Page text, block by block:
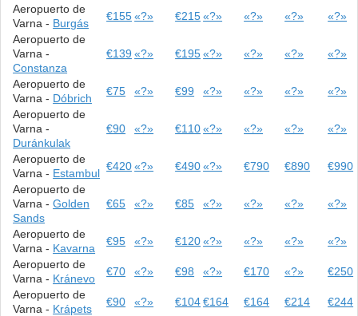
Aeropuerto de
Varna - Burgás
€155«?» €215«?» «?» «?»
«?»
Aeropuerto de
Varna -
Constanza
€139 «?» €195«?» «?» «?» «?»
Aeropuerto de
Varna - Dóbrich
€75 «?» €99 «?» «?» «?»
«?»
Aeropuerto de
Varna -
Duránkulak
€90 «?» €110«?» «?» «?» «?»
Aeropuerto de
Varna - Estambul
€420«?» €490«?» €790 €890
€990
Aeropuerto de
Varna -Golden
Sands
€65 «?» €85 «?» «?» «?» «?»
Aeropuerto de
Varna - Kavarna
€95 «?» €120«?» «?» «?»
«?»
Aeropuerto de
Varna - Kránevo
€70 «?» €98 «?» €170 «?»
€250
Aeropuerto de
Varna - Krápets
€90 «?» €104€164 €164 €214
€244